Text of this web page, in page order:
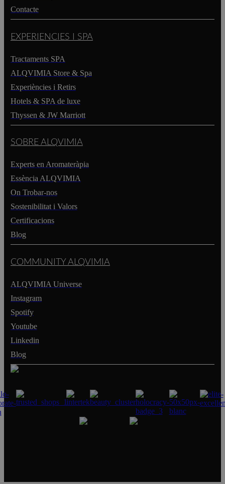
Contacte
EXPERIENCIES I SPA
Tractaments SPA
ALQVIMIA Store & Spa
Experiències i Retirs
Hotels & SPA de luxe
Thyssen & JW Marriott
SOBRE ALQVIMIA
Experts en Aromateràpia
Essència ALQVIMIA
On Trobar-nos
Sostenibilitat i Valors
Certificacions
Blog
COMMUNITY ALQVIMIA
ALQVIMIA Universe
Instagram
Spotify
Youtube
Linkedin
Blog